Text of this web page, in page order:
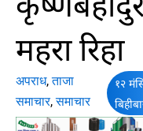
महरा रिहा
अपराध,ताजा
समाचार,समाचार
१२